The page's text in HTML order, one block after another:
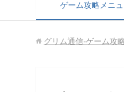
ゲーム攻略メニ
グリム通信-ゲーム攻